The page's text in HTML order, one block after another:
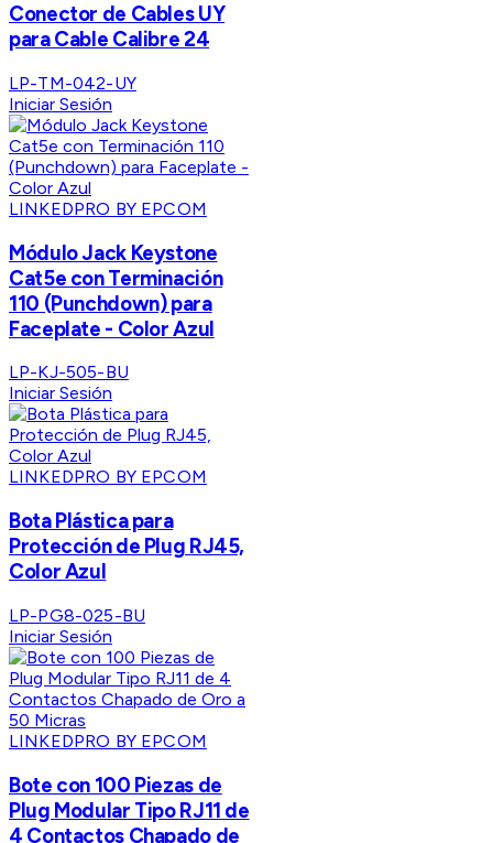
Conector de Cables UY
para Cable Calibre 24
LP-TM-042-UY
Iniciar Sesión
LINKEDPRO BY EPCOM
Módulo Jack Keystone
Cat5e con Terminación
110 (Punchdown) para
Faceplate - Color Azul
LP-KJ-505-BU
Iniciar Sesión
LINKEDPRO BY EPCOM
Bota Plástica para
Protección de Plug RJ45,
Color Azul
LP-PG8-025-BU
Iniciar Sesión
LINKEDPRO BY EPCOM
Bote con 100 Piezas de
Plug Modular Tipo RJ11 de
4 Contactos Chapado de